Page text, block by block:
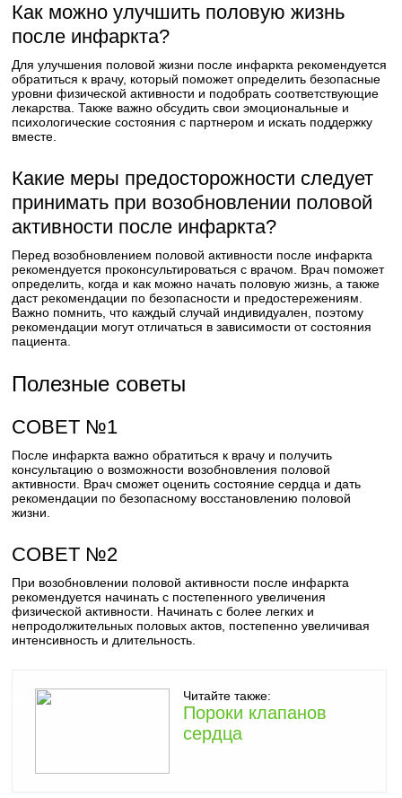
Как можно улучшить половую жизнь
после инфаркта?
Для улучшения половой жизни после инфаркта рекомендуется
обратиться к врачу, который поможет определить безопасные
уровни физической активности и подобрать соответствующие
лекарства. Также важно обсудить свои эмоциональные и
психологические состояния с партнером и искать поддержку
вместе.
Какие меры предосторожности следует
принимать при возобновлении половой
активности после инфаркта?
Перед возобновлением половой активности после инфаркта
рекомендуется проконсультироваться с врачом. Врач поможет
определить, когда и как можно начать половую жизнь, а также
даст рекомендации по безопасности и предостережениям.
Важно помнить, что каждый случай индивидуален, поэтому
рекомендации могут отличаться в зависимости от состояния
пациента.
Полезные советы
СОВЕТ №1
После инфаркта важно обратиться к врачу и получить
консультацию о возможности возобновления половой
активности. Врач сможет оценить состояние сердца и дать
рекомендации по безопасному восстановлению половой
жизни.
СОВЕТ №2
При возобновлении половой активности после инфаркта
рекомендуется начинать с постепенного увеличения
физической активности. Начинать с более легких и
непродолжительных половых актов, постепенно увеличивая
интенсивность и длительность.
Читайте также:
Пороки клапанов
сердца